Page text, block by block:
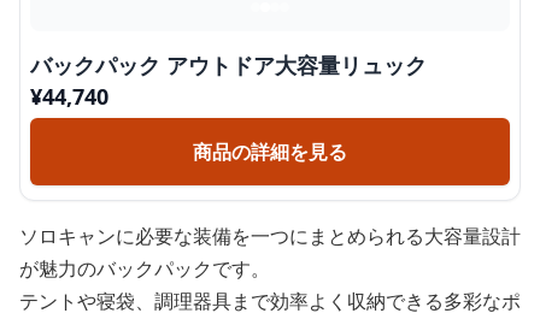
バックパック アウトドア大容量リュック
¥44,740
商品の詳細を見る
ソロキャンに必要な装備を一つにまとめられる大容量設計
が魅力のバックパックです。
テントや寝袋、調理器具まで効率よく収納できる多彩なポ